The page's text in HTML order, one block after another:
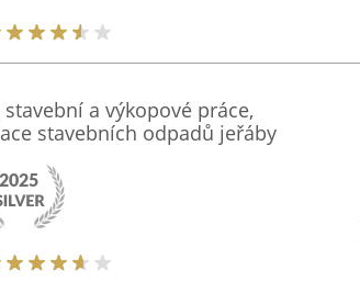
a výkopové práce,
stavebních odpadů jeřáby